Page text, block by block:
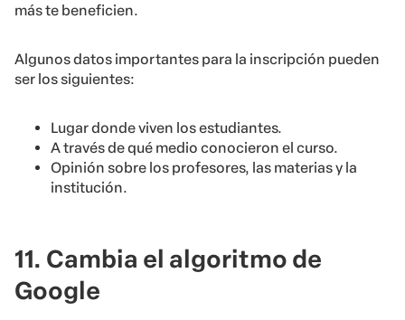
más te beneficien.
Algunos datos importantes para la inscripción pueden
ser los siguientes:
Lugar donde viven los estudiantes.
A través de qué medio conocieron el curso.
Opinión sobre los profesores, las materias y la
institución.
11. Cambia el algoritmo de
Google